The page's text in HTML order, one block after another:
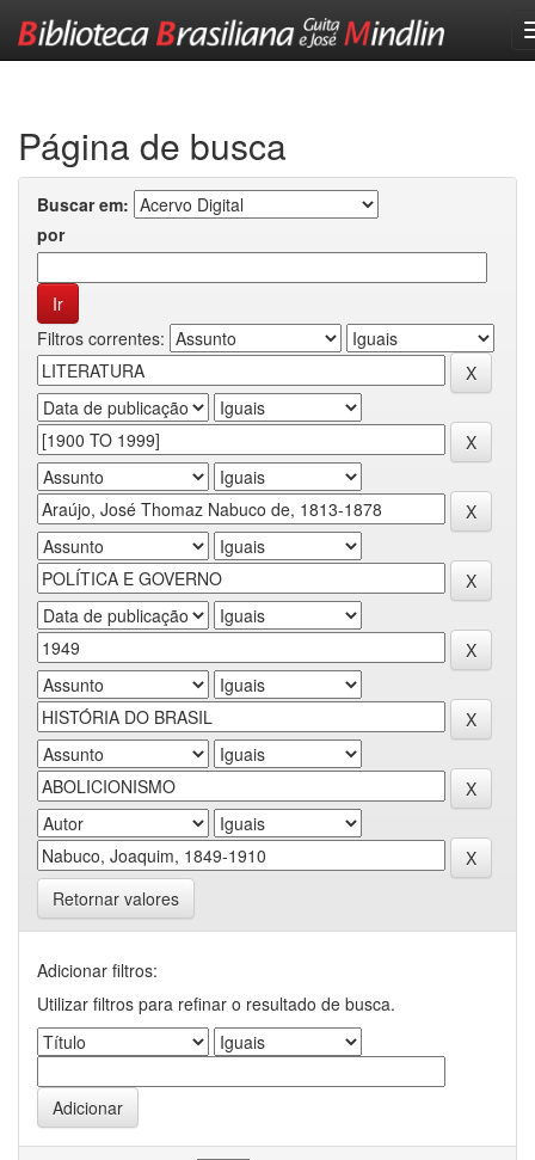
Página de busca
Buscar em:
por
Filtros correntes:
Retornar valores
Adicionar filtros:
Utilizar filtros para refinar o resultado de busca.